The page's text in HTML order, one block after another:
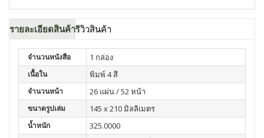
รายละเอียดสินค้ารีวิวสินค้า
จำนวนหนังสือ 1 กล่อง
เนื้อใน พิมพ์ 4 สี
จำนวนหน้า 26 แผ่น / 52 หน้า
ขนาดรูปเล่ม 145 x 210 มิลลิเมตร
น้ำหนัก 325.0000